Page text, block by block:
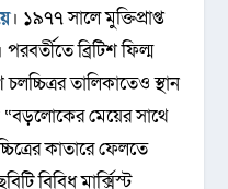
। ১৯৭৭ সালে মুক্তিপ্রাপ্ত
ব্রিটিশ ফিল্ম
তালিকাতেও স্থান
মেয়ের সাথে
কাতারে ফেলতে
বিবিধ মার্ক্সিস্ট